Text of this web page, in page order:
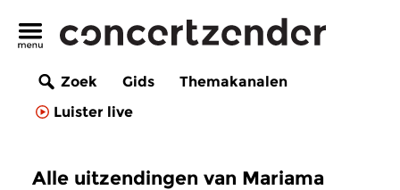
Zoek Gids
Themakanalen
Luister live
Alle uitzendingen van Mariama